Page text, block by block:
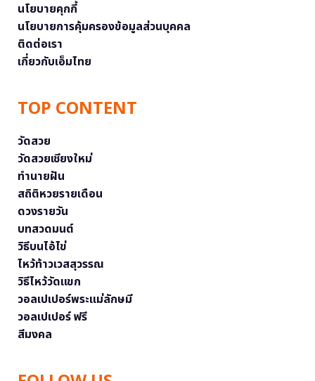
นโยบายคุกกี้
นโยบายการคุ้มครองข้อมูลส่วนบุคคล
ติดต่อเรา
เกี่ยวกับเอ็มไทย
TOP CONTENT
วัดสวย
วัดสวยเชียงใหม่
ทำนายฝัน
สถิติหวยรายเดือน
ดวงรายวัน
บทสวดมนต์
วิธีบนไอ้ไข่
ไหว้ท้าวเวสสุวรรณ
วิธีไหว้วัดแขก
วอลเปเปอร์พระแม่ลักษมี
วอลเปเปอร์ ฟรี
สีมงคล